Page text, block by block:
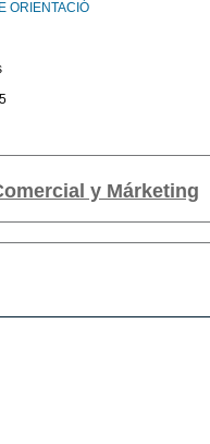
ORIENTACIÓ
y Márketing